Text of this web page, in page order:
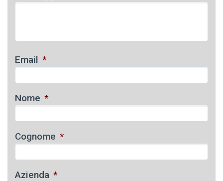
Email *
Nome *
Cognome *
Azienda *